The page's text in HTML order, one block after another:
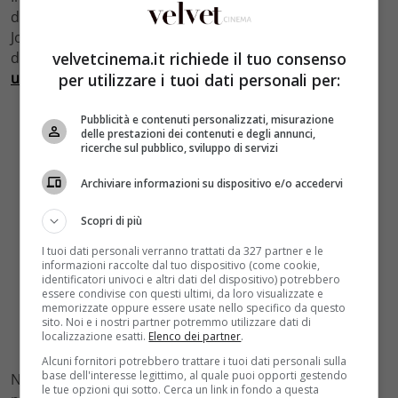
da
Ashton Kutcherinterpreterà Steve
Jobs, mentre
dell’azienda, Steve Wozniak. Qui potete trovare ilsito
ufficialedella pellicola.
Nel corso dei prossimi mesi è prevista una seconda
velvetcinema.it richiede il tuo consenso
per utilizzare i tuoi dati personali per:
Pubblicità e contenuti personalizzati, misurazione
delle prestazioni dei contenuti e degli annunci,
ricerche sul pubblico, sviluppo di servizi
Archiviare informazioni su dispositivo e/o accedervi
Scopri di più
I tuoi dati personali verranno trattati da 327 partner e le
informazioni raccolte dal tuo dispositivo (come cookie,
identificatori univoci e altri dati del dispositivo) potrebbero
essere condivise con questi ultimi, da loro visualizzate e
memorizzate oppure essere usate nello specifico da questo
sito. Noi e i nostri partner potremmo utilizzare dati di
localizzazione esatti. Elenco dei partner.
Alcuni fornitori potrebbero trattare i tuoi dati personali sulla
base dell'interesse legittimo, al quale puoi opporti gestendo
le tue opzioni qui sotto. Cerca un link in fondo a questa